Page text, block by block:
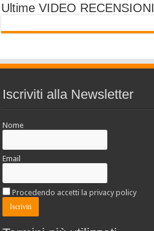
Ultime VIDEO RECENSIONI
Iscriviti alla Newsletter
Nome
Email
Procedendo accetti la privacy policy